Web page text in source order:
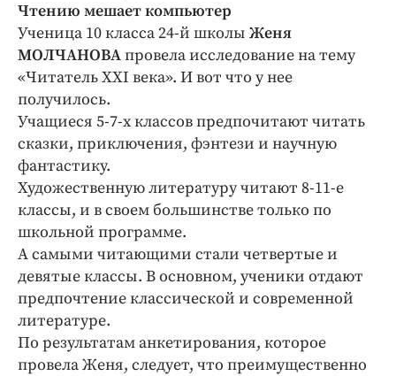
Чтению мешает компьютер
Ученица 10 класса 24-й школы Женя
МОЛЧАНОВАпровела исследование на тему
«Читатель XXI века». И вот что у нее
получилось.
Учащиеся 5-7-х классов предпочитают читать
сказки, приключения, фэнтези и научную
фантастику.
Художественную литературу читают 8-11-е
классы, и в своем большинстве только по
школьной программе.
А самыми читающими стали четвертые и
девятые классы. В основном, ученики отдают
предпочтение классической и современной
литературе.
По результатам анкетирования, которое
провела Женя, следует, что преимущественно